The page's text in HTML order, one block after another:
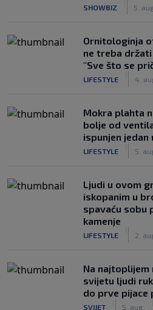
SHOWBIZ 5.
Ornitologinja
ne treba držati
"Sve što se
LIFESTYLE 4.
Mokra plahta
bolje od
ispunjen jedan
LIFESTYLE 5.
Ljudi u ovom
iskopanim u
spavaću sobu
kamenje
LIFESTYLE 2.
Na najtoplijem
svijetu ljudi
do prve pijace
SVIJET 5. aug.